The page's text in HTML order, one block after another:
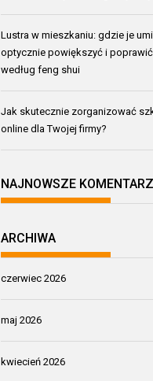
Lustra w mieszkaniu: gdzie je
optycznie powiększyć i
według feng shui
Jak skutecznie zorganizować
online dla Twojej firmy?
NAJNOWSZE
ARCHIWA
czerwiec 2026
maj 2026
kwiecień 2026